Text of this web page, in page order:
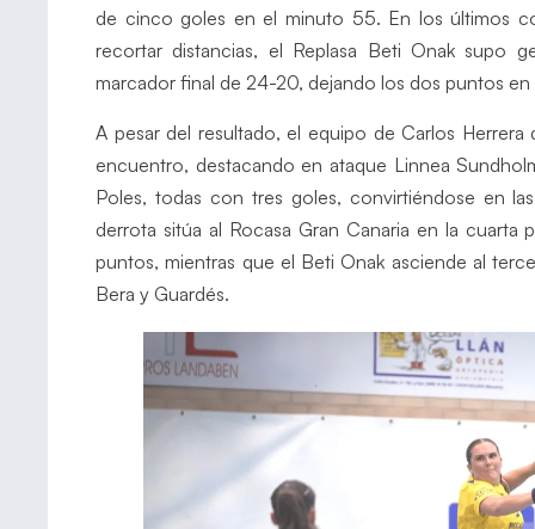
de cinco goles en el minuto 55. En los últimos
recortar distancias, el Replasa Beti Onak supo
marcador final de 24-20, dejando los dos puntos en
A pesar del resultado, el equipo de Carlos
encuentro, destacando en ataque Linnea
Poles, todas con tres goles, convirtiéndose en
derrota sitúa al Rocasa Gran Canaria en la
puntos, mientras que el Beti Onak asciende al
Bera y Guardés.